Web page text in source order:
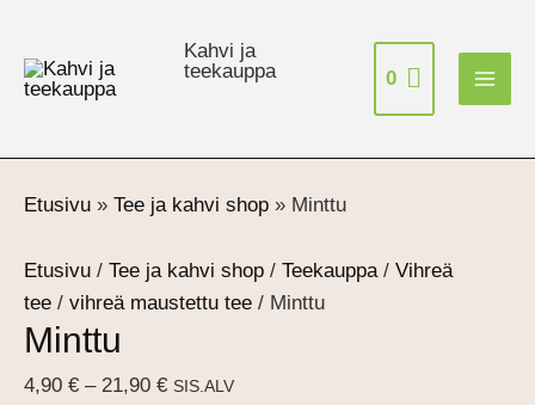
Kahvi ja
teekauppa
0
Etusivu » Tee ja kahvi shop » Minttu
Etusivu / Tee ja kahvi shop / Teekauppa/ Vihreä
tee / vihreä maustettu tee / Minttu
Minttu
4,90 € – 21,90 €Hintaluokka:
SIS.ALV